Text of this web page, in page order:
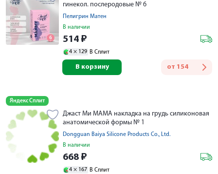
гинекол. послеродовые № 6
Пелигрин Матен
В наличии
514 ₽
4 × 129 В Сплит
от 154
В корзину
Яндекс Сплит
Джаст Ми МАМА накладка на грудь силиконовая
анатомической формы № 1
Dongguan Baiya Silicone Products Co., Ltd.
В наличии
668 ₽
4 × 167 В Сплит